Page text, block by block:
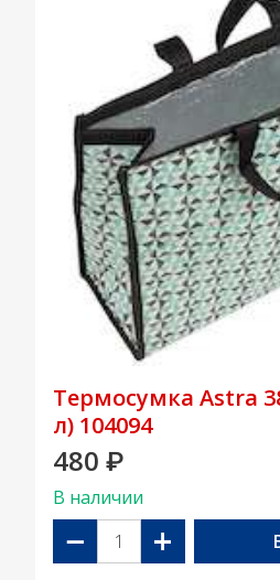
Термосумка Astra
л) 104094
480 ₽
В наличии
− +